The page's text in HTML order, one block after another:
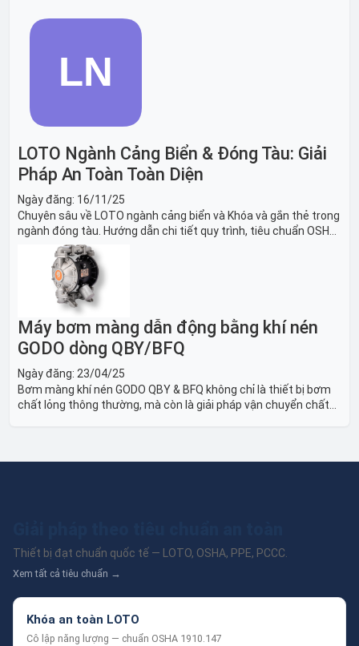
nghiền an toàn.
LOTO Ngành Cảng Biển & Đóng Tàu: Giải
Pháp An Toàn Toàn Diện
Ngày đăng: 16/11/25
Chuyên sâu về LOTO ngành cảng biển và Khóa và gắn thẻ trong
ngành đóng tàu. Hướng dẫn chi tiết quy trình, tiêu chuẩn OSHA,
thiết bị và Giải pháp LOTO trong công nghiệp đóng tàu toàn
Máy bơm màng dẫn động bằng khí nén
GODO dòng QBY/BFQ
Ngày đăng: 23/04/25
Bơm màng khí nén GODO QBY & BFQ không chỉ là thiết bị bơm
chất lỏng thông thường, mà còn là giải pháp vận chuyển chất
Thiết bị đạt chuẩn quốc tế — LOTO, OSHA, PPE, PCCC.
Xem tất cả tiêu chuẩn →
Khóa an toàn LOTO
Cô lập năng lượng — chuẩn OSHA 1910.147